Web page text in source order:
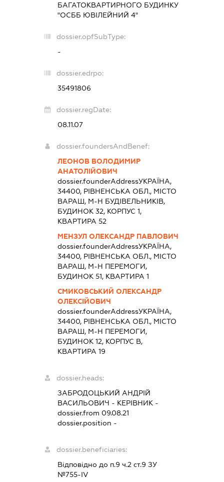
БАГАТОКВАРТИРНОГО БУДИНКУ
"ОСББ ЮВІЛЕЙНИЙ 4"
dossier.opfSubType:
-
dossier.edrpo:
35491806
dossier.regDate:
08.11.07
dossier.foundersAndBenef:
ЛЕОНОВ ВОЛОДИМИР
АНАТОЛІЙОВИЧ
dossier.founderAddressУКРАЇНА,
34400, РІВНЕНСЬКА ОБЛ., МІСТО
ВАРАШ, М-Н БУДІВЕЛЬНИКІВ,
БУДИНОК 32, КОРПУС 1,
КВАРТИРА 52
МЕНЗУЛ ОЛЕКСАНДР ПАВЛОВИЧ
dossier.founderAddressУКРАЇНА,
34400, РІВНЕНСЬКА ОБЛ., МІСТО
ВАРАШ, М-Н ПЕРЕМОГИ,
БУДИНОК 51, КВАРТИРА 1
СМИКОВСЬКИЙ ОЛЕКСАНДР
ОЛЕКСІЙОВИЧ
dossier.founderAddressУКРАЇНА,
34400, РІВНЕНСЬКА ОБЛ., МІСТО
ВАРАШ, М-Н ПЕРЕМОГИ,
БУДИНОК 12, КОРПУС В,
КВАРТИРА 19
dossier.heads:
ЗАБРОДОЦЬКИЙ АНДРІЙ
ВАСИЛЬОВИЧ - КЕРІВНИК -
dossier.from 09.08.21
dossier.position -
dossier.beneficiaries:
Відповідно до п.9 ч.2 ст.9 ЗУ
№755-IV